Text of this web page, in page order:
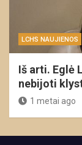
LCHS NAUJIENOS
Iš arti. Eglė
nebijoti
1 metai ago